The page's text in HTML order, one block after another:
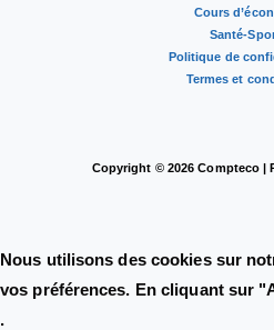
Cours
Santé-
Politique de
Termes et
Copyright © 2026 Compteco |
Nous utilisons des cookies sur
vos préférences. En cliquant sur
.